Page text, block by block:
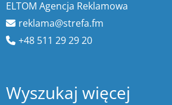
ELTOM Agencja Reklamowa
reklama@strefa.fm
+48 511 29 29 20
Wyszukaj więcej